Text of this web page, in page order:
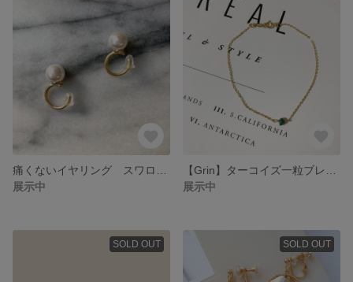
展示中
展示中
SOLD OUT SOLD OUT